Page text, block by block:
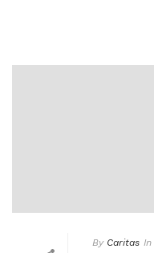
By Caritas In